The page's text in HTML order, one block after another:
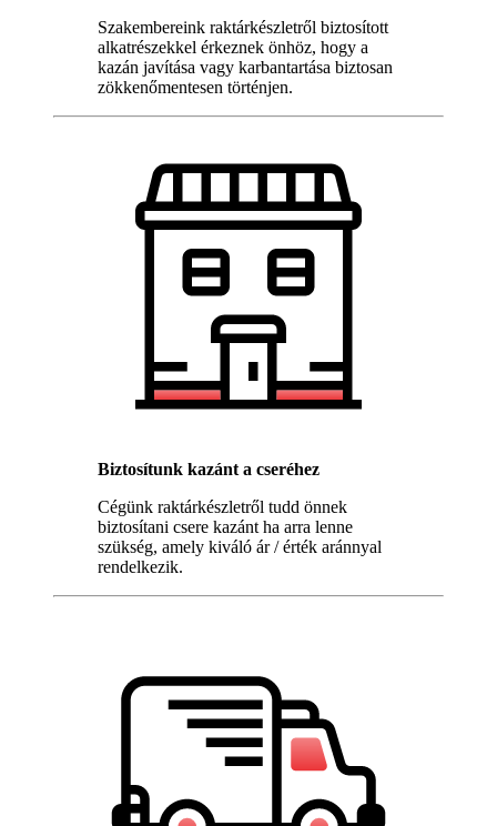
Szakembereink raktárkészletről biztosított
alkatrészekkel érkeznek önhöz, hogy a
kazán javítása vagy karbantartása biztosan
zökkenőmentesen történjen.
Biztosítunk kazánt a cseréhez
Cégünk raktárkészletről tudd önnek
biztosítani csere kazánt ha arra lenne
szükség, amely kiváló ár / érték aránnyal
rendelkezik.